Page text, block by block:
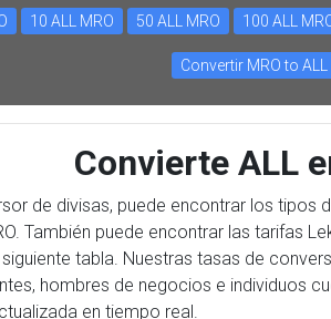
10 ALL MRO 50 ALL MRO 100 ALL
Convertir MRO to ALL
Convierte ALL
de divisas, puede encontrar los tipos
También puede encontrar las tarifas
tabla. Nuestras tasas de
hombres de negocios e individuos
en tiempo real.